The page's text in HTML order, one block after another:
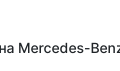
Mercedes-